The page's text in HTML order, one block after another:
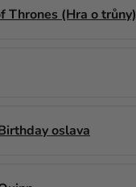
Thrones (Hra o trůny)
oslava